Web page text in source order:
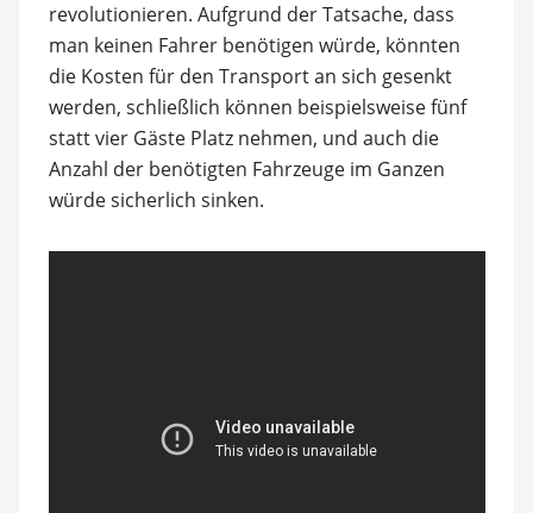
revolutionieren. Aufgrund der Tatsache, dass
man keinen Fahrer benötigen würde, könnten
die Kosten für den Transport an sich gesenkt
werden, schließlich können beispielsweise fünf
statt vier Gäste Platz nehmen, und auch die
Anzahl der benötigten Fahrzeuge im Ganzen
würde sicherlich sinken.